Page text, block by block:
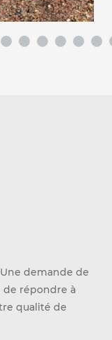
demande de
répondre à
qualité de